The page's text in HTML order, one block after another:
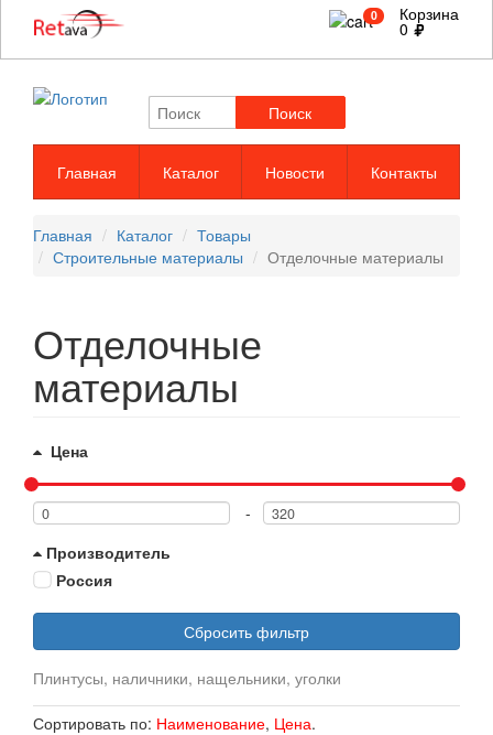
Поиск
Главная Каталог Новости Контакты
Главная Каталог
Товары
Строительные материалы
Отделочные материалы
Отделочные
материалы
Цена
-
Производитель
Россия
Сбросить фильтр
Плинтусы, наличники, нащельники, уголки
Сортировать по: Наименование, Цена.
0 Корзина
0